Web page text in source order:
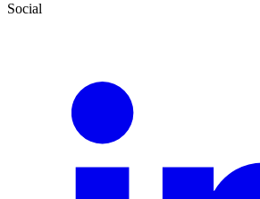
Social